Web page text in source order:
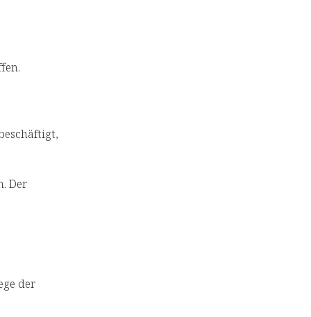
Der
der